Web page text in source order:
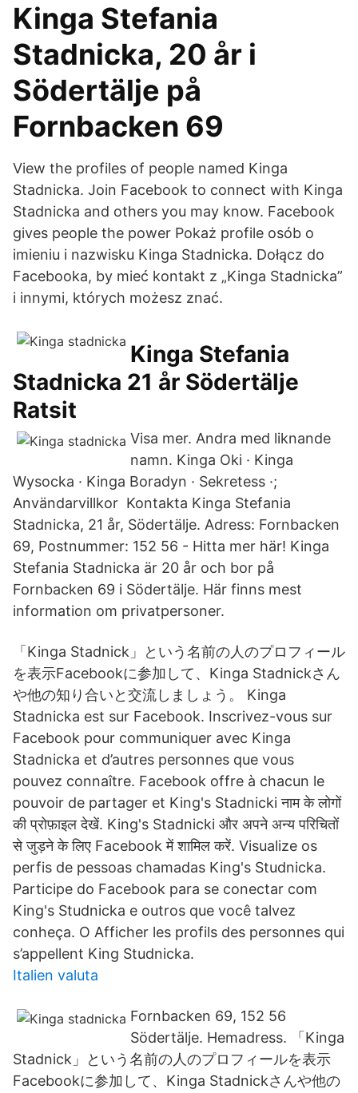
Kinga Stefania
Stadnicka, 20 år i
Södertälje på
Fornbacken 69
View the profiles of people named Kinga
Stadnicka. Join Facebook to connect with Kinga
Stadnicka and others you may know. Facebook
gives people the power Pokaż profile osób o
imieniu i nazwisku Kinga Stadnicka. Dołącz do
Facebooka, by mieć kontakt z „Kinga Stadnicka”
i innymi, których możesz znać.
Kinga Stefania
Stadnicka 21 år Södertälje
Ratsit
Visa mer. Andra med liknande
namn. Kinga Oki · Kinga
Wysocka · Kinga Boradyn · Sekretess ·;
Användarvillkor Kontakta Kinga Stefania
Stadnicka, 21 år, Södertälje. Adress: Fornbacken
69, Postnummer: 152 56 - Hitta mer här! Kinga
Stefania Stadnicka är 20 år och bor på
Fornbacken 69 i Södertälje. Här finns mest
information om privatpersoner.
「Kinga Stadnick」という名前の人のプロフィール
を表示Facebookに参加して、Kinga Stadnickさん
や他の知り合いと交流しましょう。 Kinga
Stadnicka est sur Facebook. Inscrivez-vous sur
Facebook pour communiquer avec Kinga
Stadnicka et d’autres personnes que vous
pouvez connaître. Facebook offre à chacun le
pouvoir de partager et King's Stadnicki नाम के लोगों
की प्रोफ़ाइल देखें. King's Stadnicki और अपने अन्य परिचितों
से जुड़ने के लिए Facebook में शामिल करें. Visualize os
perfis de pessoas chamadas King's Studnicka.
Participe do Facebook para se conectar com
King's Studnicka e outros que você talvez
conheça. O Afficher les profils des personnes qui
s’appellent King Studnicka.
Italien valuta
Fornbacken 69, 152 56
Södertälje. Hemadress. 「Kinga
Stadnick」という名前の人のプロフィールを表示
Facebookに参加して、Kinga Stadnickさんや他の